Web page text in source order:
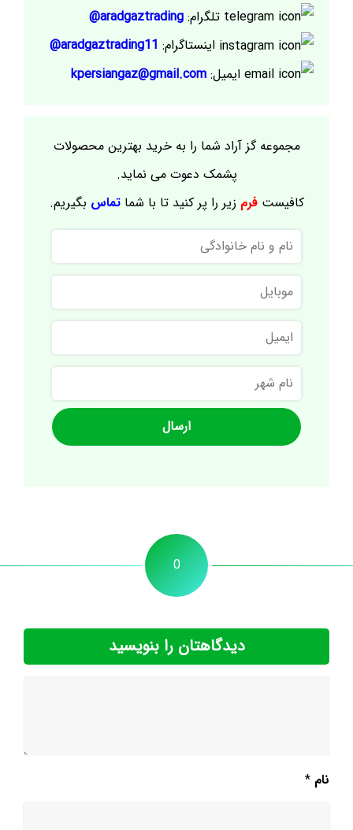
تلگرام: aradgaztrading@
اینستاگرام: aradgaztrading11@
ایمیل: kpersiangaz@gmail.com
مجموعه گز آراد شما را به خرید بهترین محصولات
پشمک دعوت می نماید.
کافیستفرم زیر را پر کنید تا با شماتماس بگیریم.
نام
و
نام
خانوادگی
موبایل
ایمیل
نام
شهر
0
دیدگاهتان را بنویسید
نام *